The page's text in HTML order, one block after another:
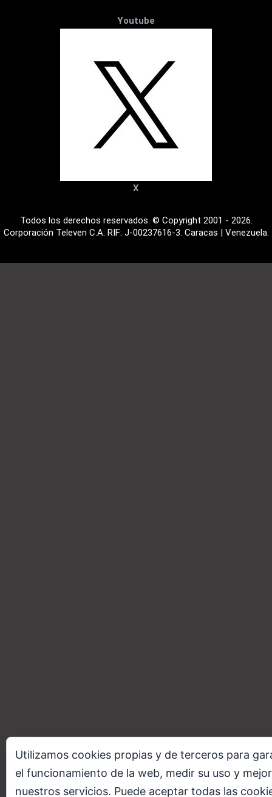
Utilizamos cookies propias y de terceros para
el funcionamiento de la web, medir su uso y
nuestros servicios. Puede aceptar todas las
Youtube
X
Todos los derechos reservados. © Copyright 2001 - 2026.
Corporación Televen C.A. RIF: J-00237616-3. Caracas | Venezuela.